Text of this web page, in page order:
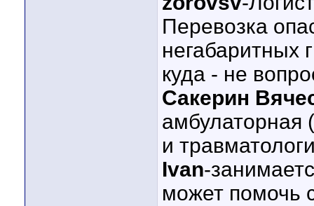
Перевозка
негабаритных
куда - не
Сакерин
амбулаторная
и
Ivan-
может помочь